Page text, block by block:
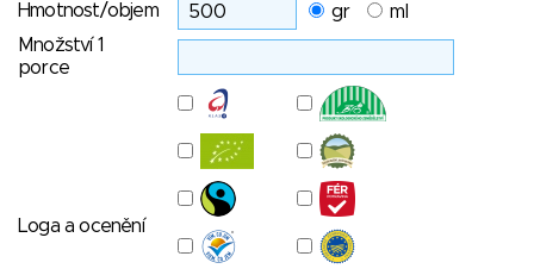
Hmotnost/objem gr
ml
Množství 1
porce
Loga a ocenění